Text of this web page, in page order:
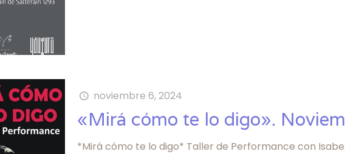
noviembre 6, 2024
«Mirá cómo te lo digo».
*Mirá cómo te lo digo* Taller de Performance con